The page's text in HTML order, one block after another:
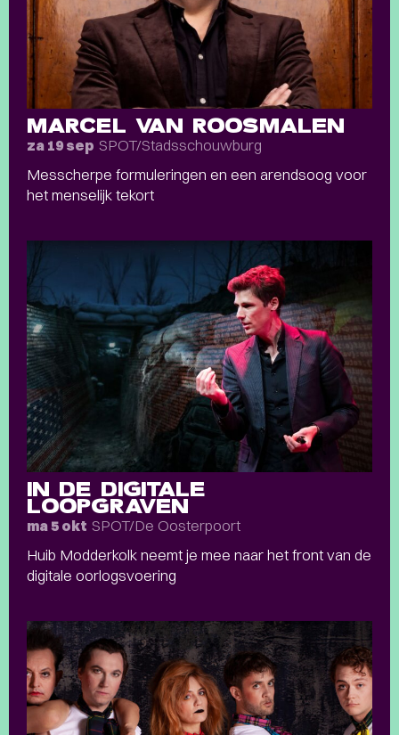
MARCEL VAN ROOSMALEN
za 19 sep SPOT/Stadsschouwburg
Messcherpe formuleringen en een arendsoog voor
het menselijk tekort
IN DE DIGITALE
LOOPGRAVEN
ma 5 okt SPOT/De Oosterpoort
Huib Modderkolk neemt je mee naar het front van de
digitale oorlogsvoering